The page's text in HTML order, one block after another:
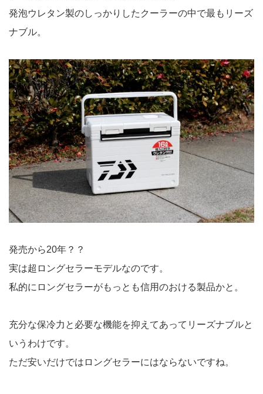
発泡ウレタン製のしっかりしたクーラーの中で最もリーズ
ナブル。
発売から20年？？
実は超ロングセラーモデルなのです。
私的にロングセラーがもっとも信用のおける製品かと。
充分な保冷力と必要な機能を抑えてあってリーズナブルと
いうわけです。
ただ安いだけではロングセラーにはならないですね。